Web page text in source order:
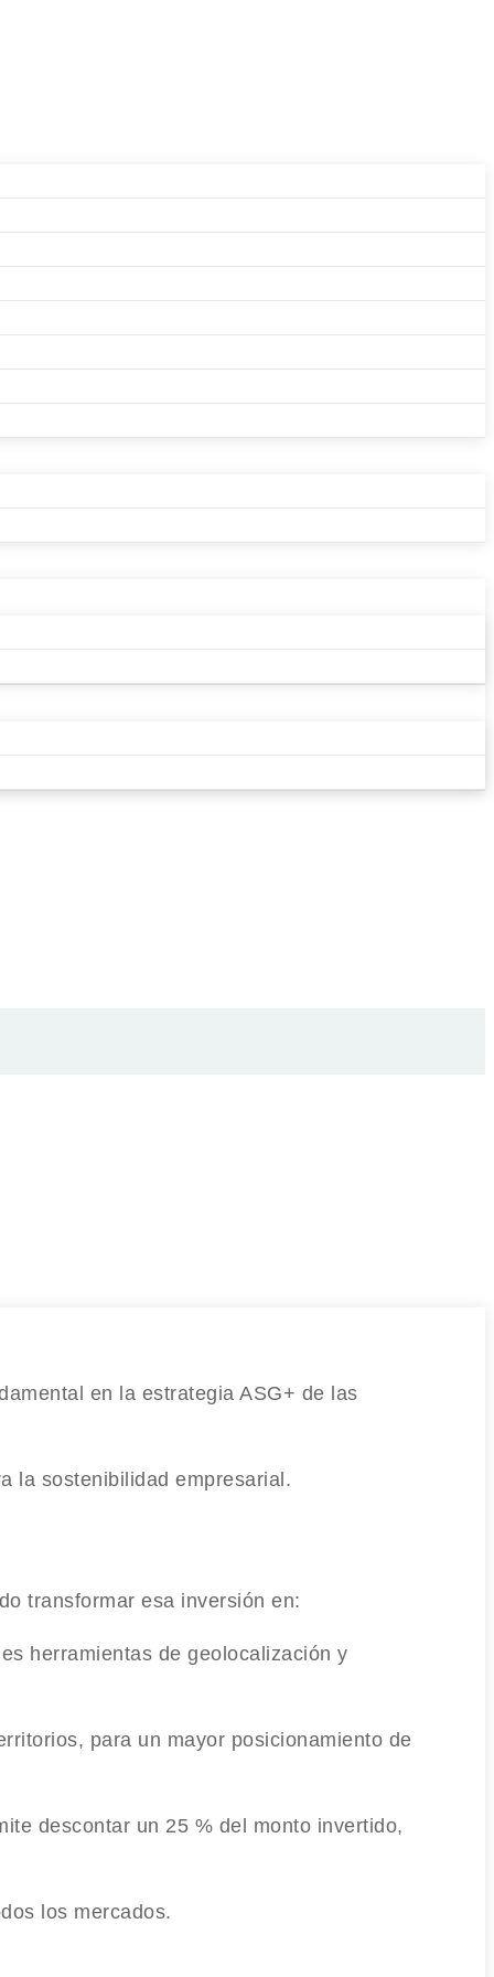
en la estrategia ASG+ de las
la sostenibilidad empresarial.
transformar esa inversión en:
herramientas de geolocalización y
para un mayor posicionamiento de
descontar un 25 % del monto invertido,
los mercados.